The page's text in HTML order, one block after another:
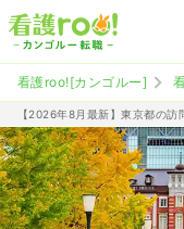
看護roo![カンゴルー]
【2026年8月最新】東京都の